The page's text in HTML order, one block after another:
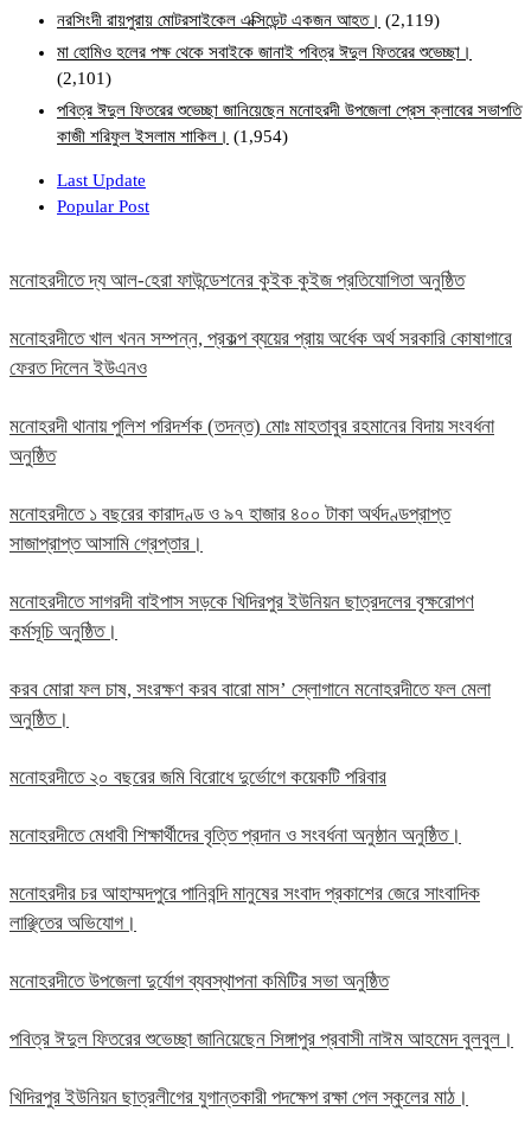
নরসিংদী রায়পুরায় মোটরসাইকেল এক্সিডেন্ট একজন আহত। (2,119)
মা হোমিও হলের পক্ষ থেকে সবাইকে জানাই পবিত্র ঈদুল ফিতরের শুভেচ্ছা।
(2,101)
পবিত্র ঈদুল ফিতরের শুভেচ্ছা জানিয়েছেন মনোহরদী উপজেলা প্রেস ক্লাবের সভাপতি
কাজী শরিফুল ইসলাম শাকিল। (1,954)
Last Update
Popular Post
মনোহরদীতে দ্য আল-হেরা ফাউন্ডেশনের কুইক কুইজ প্রতিযোগিতা অনুষ্ঠিত
মনোহরদীতে খাল খনন সম্পন্ন, প্রকল্প ব্যয়ের প্রায় অর্ধেক অর্থ সরকারি কোষাগারে
ফেরত দিলেন ইউএনও
মনোহরদী থানায় পুলিশ পরিদর্শক (তদন্ত) মোঃ মাহতাবুর রহমানের বিদায় সংবর্ধনা
অনুষ্ঠিত
মনোহরদীতে ১ বছরের কারাদণ্ড ও ৯৭ হাজার ৪০০ টাকা অর্থদণ্ডপ্রাপ্ত
সাজাপ্রাপ্ত আসামি গ্রেপ্তার।
মনোহরদীতে সাগরদী বাইপাস সড়কে খিদিরপুর ইউনিয়ন ছাত্রদলের বৃক্ষরোপণ
কর্মসূচি অনুষ্ঠিত।
করব মোরা ফল চাষ, সংরক্ষণ করব বারো মাস’ স্লোগানে মনোহরদীতে ফল মেলা
অনুষ্ঠিত।
মনোহরদীতে ২০ বছরের জমি বিরোধে দুর্ভোগে কয়েকটি পরিবার
মনোহরদীতে মেধাবী শিক্ষার্থীদের বৃত্তি প্রদান ও সংবর্ধনা অনুষ্ঠান অনুষ্ঠিত।
মনোহরদীর চর আহাম্মদপুরে পানিবন্দি মানুষের সংবাদ প্রকাশের জেরে সাংবাদিক
লাঞ্ছিতের অভিযোগ।
মনোহরদীতে উপজেলা দুর্যোগ ব্যবস্থাপনা কমিটির সভা অনুষ্ঠিত
পবিত্র ঈদুল ফিতরের শুভেচ্ছা জানিয়েছেন সিঙ্গাপুর প্রবাসী নাঈম আহমেদ বুলবুল।
খিদিরপুর ইউনিয়ন ছাত্রলীগের যুগান্তকারী পদক্ষেপ রক্ষা পেল স্কুলের মাঠ।